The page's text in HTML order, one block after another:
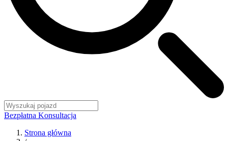
Bezpłatna Konsultacja
Strona główna